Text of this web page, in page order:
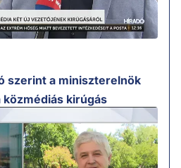
szerint a miniszterelnök
kirúgás